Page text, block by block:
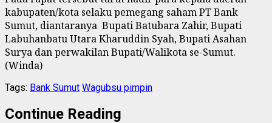
kabupaten/kota selaku pemegang saham PT Bank
Sumut, diantaranya Bupati Batubara Zahir, Bupati
Labuhanbatu Utara Kharuddin Syah, Bupati Asahan
Surya dan perwakilan Bupati/Walikota se-Sumut.
(Winda)
Tags: Bank Sumut Wagubsu pimpin
Continue Reading